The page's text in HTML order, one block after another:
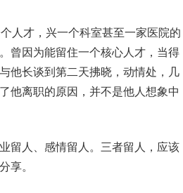
才，兴一个科室甚至一家医院的
曾因为能留住一个核心人才，当得
他长谈到第二天拂晓，动情处，几
他离职的原因，并不是他人想象中
人、感情留人。三者留人，应该
享。